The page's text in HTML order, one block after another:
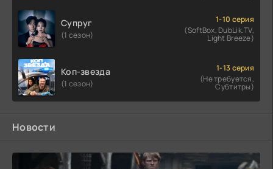
Супруг
(1 сезон)
1-10 серия
(SoftBox, DubLik.TV,
Light Breeze)
Коп-звезда
(1 сезон)
1-13 серия
(Не требуется,
Субтитры)
Новости